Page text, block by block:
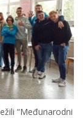
“Međunarodni